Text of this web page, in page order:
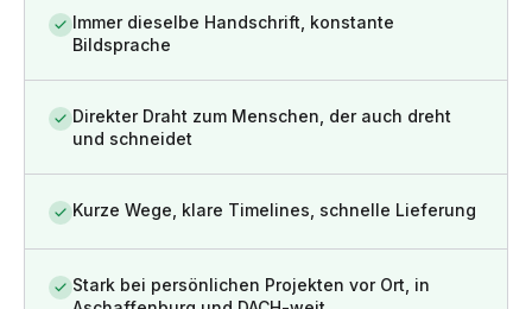
Immer dieselbe Handschrift, konstante
Bildsprache
Direkter Draht zum Menschen, der auch dreht
und schneidet
Kurze Wege, klare Timelines, schnelle Lieferung
Stark bei persönlichen Projekten vor Ort, in